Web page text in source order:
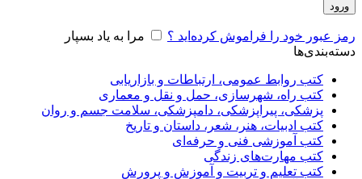
ورود
رمز عبور خود را فراموش کرده‌اید ؟
مرا به یاد بسپار
دسته‌بندی‌ها
کتب روابط عمومی، ارتباطات و بازاریابی
کتب راه، شهرسازی، حمل و نقل و معماری
پزشکی، پیراپزشکی، دامپزشکی، سلامت جسم و روان
کتب ادبیات، هنر، شعر، داستان و تاریخ
کتب آموزشی فنی و حرفه‌ای
کتب مهارت‌های زندگی
کتب تعلیم و تربیت و آموزش و پرورش